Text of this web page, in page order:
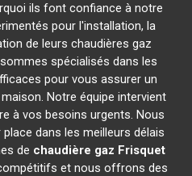
ils font confiance à notre
pour l'installation, la
de leurs chaudières gaz
spécialisés dans les
pour vous assurer un
Notre équipe intervient
à vos besoins urgents. Nous
dans les meilleurs délais
de chaudière gaz Frisquet
et nous offrons des